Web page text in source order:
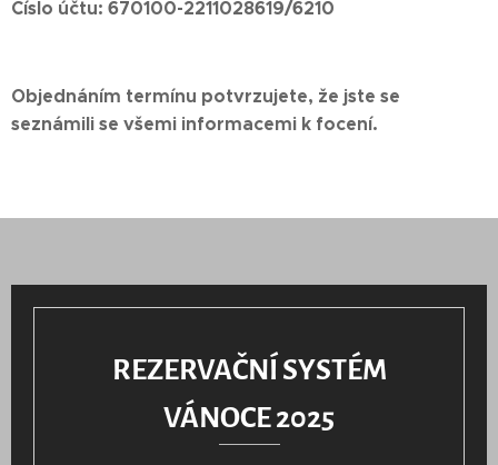
Číslo účtu: 670100-2211028619/6210
Objednáním termínu potvrzujete, že jste se
seznámili se všemi informacemi k focení.
REZERVAČNÍ SYSTÉM
VÁNOCE 2025